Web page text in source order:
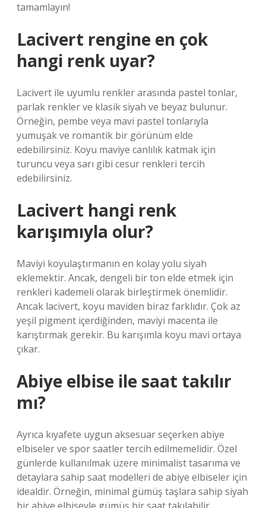
tamamlayın!
Lacivert rengine en çok
hangi renk uyar?
Lacivert ile uyumlu renkler arasında pastel tonlar,
parlak renkler ve klasik siyah ve beyaz bulunur.
Örneğin, pembe veya mavi pastel tonlarıyla
yumuşak ve romantik bir görünüm elde
edebilirsiniz. Koyu maviye canlılık katmak için
turuncu veya sarı gibi cesur renkleri tercih
edebilirsiniz.
Lacivert hangi renk
karışımıyla olur?
Maviyi koyulaştırmanın en kolay yolu siyah
eklemektir. Ancak, dengeli bir ton elde etmek için
renkleri kademeli olarak birleştirmek önemlidir.
Ancak lacivert, koyu maviden biraz farklıdır. Çok az
yeşil pigment içerdiğinden, maviyi macenta ile
karıştırmak gerekir. Bu karışımla koyu mavi ortaya
çıkar.
Abiye elbise ile saat takılır
mı?
Ayrıca kıyafete uygun aksesuar seçerken abiye
elbiseler ve spor saatler tercih edilmemelidir. Özel
günlerde kullanılmak üzere minimalist tasarıma ve
detaylara sahip saat modelleri de abiye elbiseler için
idealdir. Örneğin, minimal gümüş taşlara sahip siyah